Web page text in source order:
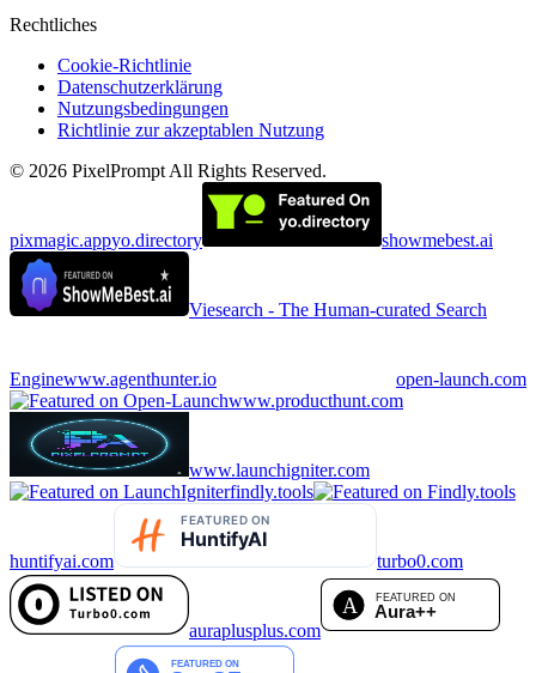
Rechtliches
Cookie-Richtlinie
Datenschutzerklärung
Nutzungsbedingungen
Richtlinie zur akzeptablen Nutzung
© 2026 PixelPrompt All Rights Reserved.
pixmagic.appyo.directory showmebest.ai
Viesearch - The Human-curated Search
Enginewww.agenthunter.io
open-launch.com
www.producthunt.com
www.launchigniter.com
findly.tools
huntifyai.com turbo0.com
auraplusplus.com